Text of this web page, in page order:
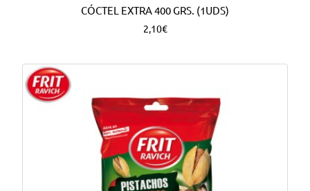
CÓCTEL EXTRA 400 GRS. (1UDS)
2,10€